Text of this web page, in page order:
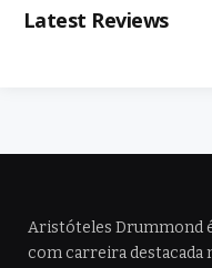
Latest Reviews
Aristóteles Drummond
com carreira destacada